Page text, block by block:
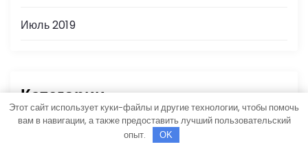
Июль 2019
Категории
Uncategorised
Этот сайт использует куки-файлы и другие технологии, чтобы помочь
вам в навигации, а также предоставить лучший пользовательский
опыт.
OK